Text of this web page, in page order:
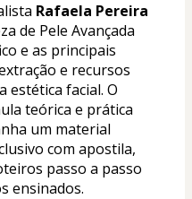
Rafaela Pereira
de Pele Avançada
e as principais
e recursos
estética facial. O
teórica e prática
um material
com apostila,
passo a passo
ensinados.